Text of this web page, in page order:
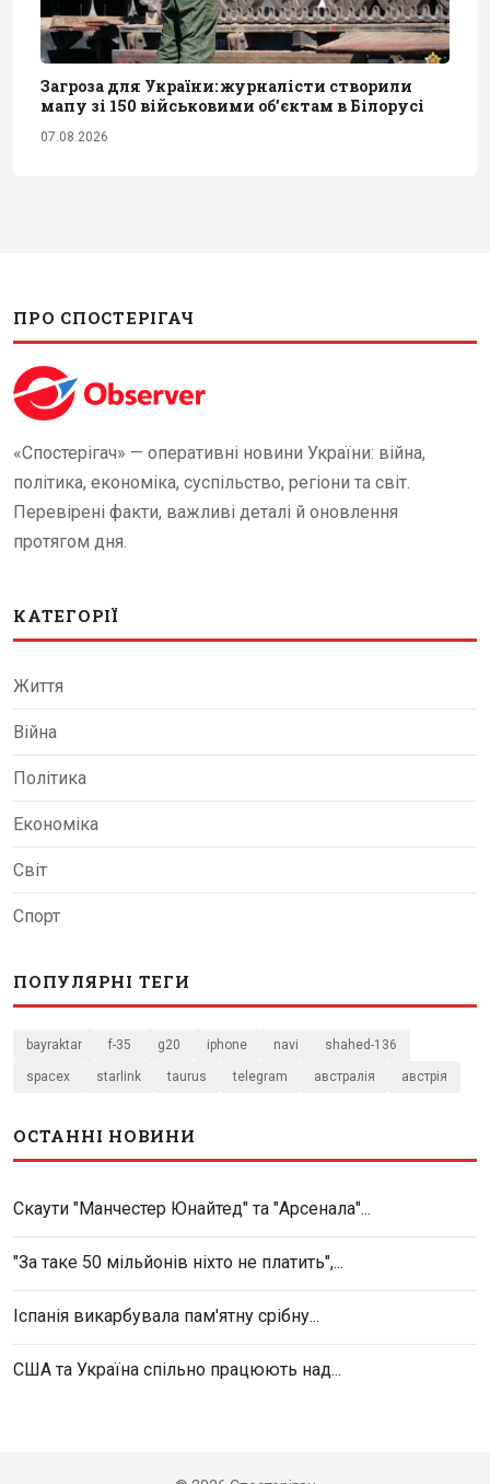
Загроза для України: журналісти створили
мапу зі 150 військовими обʼєктам в Білорусі
07.08.2026
ПРО СПОСТЕРІГАЧ
«Спостерігач» — оперативні новини України: війна,
політика, економіка, суспільство, регіони та світ.
Перевірені факти, важливі деталі й оновлення
протягом дня.
КАТЕГОРІЇ
Життя
Війна
Політика
Економіка
Світ
Спорт
ПОПУЛЯРНІ ТЕГИ
bayraktar f-35 g20 iphone navi shahed-136
spacex starlink taurus telegram австралія австрія
ОСТАННІ НОВИНИ
Скаути "Манчестер Юнайтед" та "Арсенала"...
"За таке 50 мільйонів ніхто не платить",...
Іспанія викарбувала пам'ятну срібну...
США та Україна спільно працюють над...